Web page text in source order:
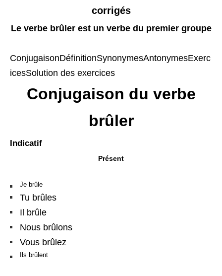
corrigés
Le verbe brûler est un verbe du premier groupe
ConjugaisonDéfinitionSynonymesAntonymesExerc
icesSolution des exercices
Conjugaison du verbe
brûler
Indicatif
Présent
Je brûle
Tu brûles
Il brûle
Nous brûlons
Vous brûlez
Ils brûlent